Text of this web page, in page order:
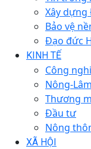
Xây dựng
Bảo vệ
Đạo đức
KINH TẾ
Công
Nông-
Thương
Đầu tư
Nông
XÃ HỘI